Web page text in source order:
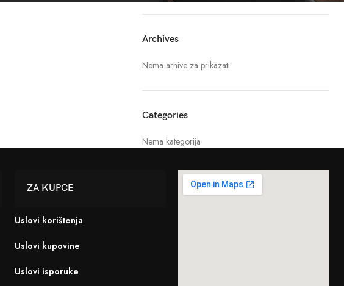
Archives
Nema arhive za prikazati.
Categories
Nema kategorija
ZA KUPCE
Uslovi korištenja
Uslovi kupovine
Uslovi isporuke